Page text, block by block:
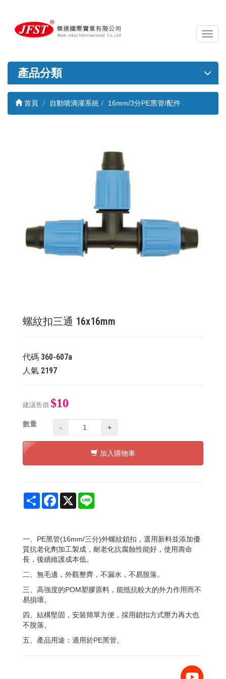
導
覽
關
產品分類
首頁 自動噴滴灌系統 16mm/3分PE黑管/配件
螺紋扣三通 16x16mm
代碼 360-607a
人氣 2197
建議售價 $10
數量 - +
加入購物車
Share Facebook
X
一、PE黑管(16mm/三分)外螺紋鎖扣，選用新料並添加優
質抗老化劑加工製成，耐老化抗腐蝕性能好，使用壽命
長，後續維護成本低。
二、無毛邊，外觀整齊，不漏水，不易脫落。
三、高強度的POM塑膠原料，能抵抗較大的外力作用而不
易損壞。
四、結構堅固，安裝簡單方便，採用鎖扣方式壓力再大也
不脫落。
五、產品用途：適用於PE黑管。